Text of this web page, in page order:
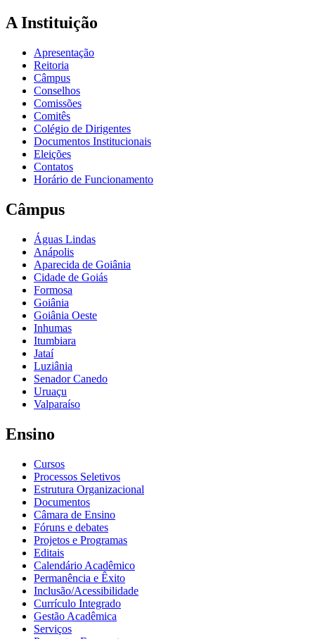
A Instituição
Apresentação
Reitoria
Câmpus
Conselhos
Comissões
Comitês
Colégio de Dirigentes
Documentos Institucionais
Eleições
Contatos
Horário de Funcionamento
Câmpus
Águas Lindas
Anápolis
Aparecida de Goiânia
Cidade de Goiás
Formosa
Goiânia
Goiânia Oeste
Inhumas
Itumbiara
Jataí
Luziânia
Senador Canedo
Uruaçu
Valparaíso
Ensino
Cursos
Processos Seletivos
Estrutura Organizacional
Documentos
Câmara de Ensino
Fóruns e debates
Projetos e Programas
Editais
Calendário Acadêmico
Permanência e Êxito
Inclusão/Acessibilidade
Currículo Integrado
Gestão Acadêmica
Serviços